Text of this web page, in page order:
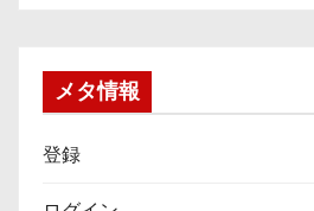
メタ情報
登録